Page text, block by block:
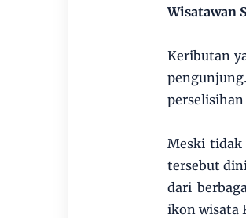
Wisatawan
Keributan
Meski tidak
tersebut
dari
ikon wisata